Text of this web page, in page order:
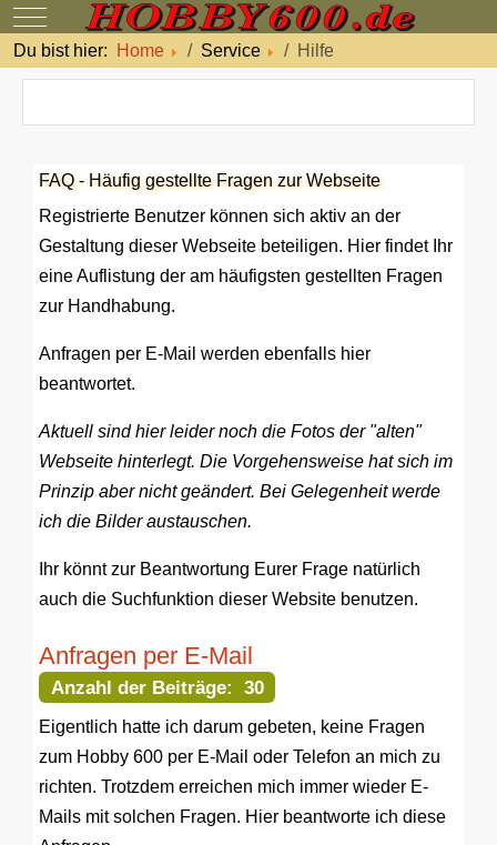
Mobile Menu Toggle
Du bist hier:
Home Service Hilfe
FAQ - Häufig gestellte Fragen zur Webseite
Registrierte Benutzer können sich aktiv an der
Gestaltung dieser Webseite beteiligen. Hier findet Ihr
eine Auflistung der am häufigsten gestellten Fragen
zur Handhabung.
Anfragen per E-Mail werden ebenfalls hier
beantwortet.
Aktuell sind hier leider noch die Fotos der "alten"
Webseite hinterlegt. Die Vorgehensweise hat sich im
Prinzip aber nicht geändert. Bei Gelegenheit werde
ich die Bilder austauschen.
Ihr könnt zur Beantwortung Eurer Frage natürlich
auch die Suchfunktion dieser Website benutzen.
Anfragen per E-Mail
Anzahl der Beiträge: 30
Eigentlich hatte ich darum gebeten, keine Fragen
zum Hobby 600 per E-Mail oder Telefon an mich zu
richten. Trotzdem erreichen mich immer wieder E-
Mails mit solchen Fragen. Hier beantworte ich diese